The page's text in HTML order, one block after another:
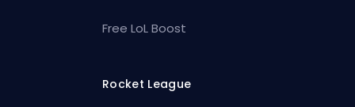
Free LoL Boost
Rocket League